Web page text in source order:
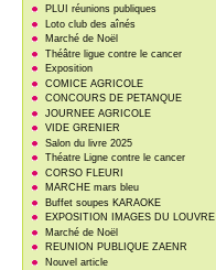
PLUI réunions publiques
Loto club des aînés
Marché de Noël
Théâtre ligue contre le cancer
Exposition
COMICE AGRICOLE
CONCOURS DE PETANQUE
JOURNEE AGRICOLE
VIDE GRENIER
Salon du livre 2025
Théatre Ligne contre le cancer
CORSO FLEURI
MARCHE mars bleu
Buffet soupes KARAOKE
EXPOSITION IMAGES DU LOUVRE
Marché de Noël
REUNION PUBLIQUE ZAENR
Nouvel article